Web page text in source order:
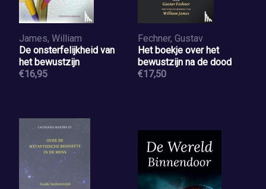
James, William
De onsterfelijkheid van
het bewustzijn
€16,95
Fechner, Gustav
Het boekje over het
bewustzijn na de dood
€17,50